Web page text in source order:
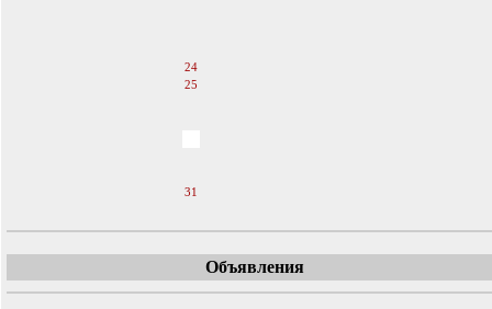
24
25
31
Объявления